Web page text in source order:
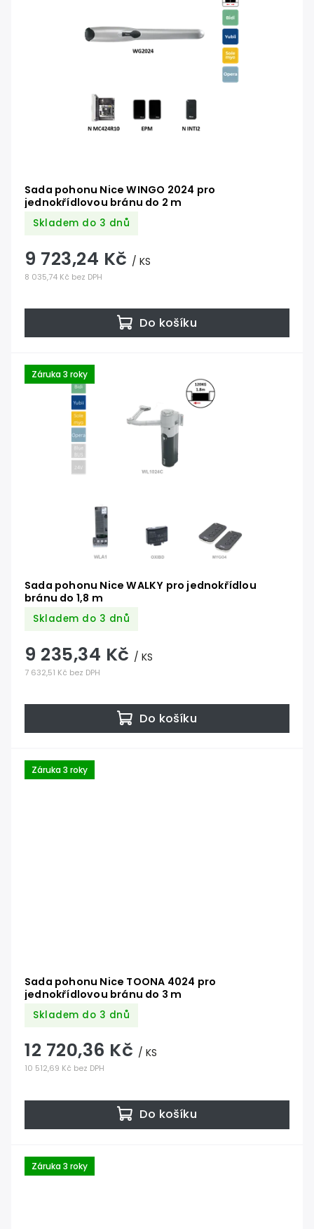
Sada pohonu Nice WINGO 2024 pro
jednokřídlovou bránu do 2 m
Skladem do 3 dnů
8 035,74 Kč bez DPH
9 723,24 Kč / KS
Do košíku
Záruka 3 roky
Sada pohonu Nice WALKY pro jednokřídlou
bránu do 1,8 m
Skladem do 3 dnů
7 632,51 Kč bez DPH
9 235,34 Kč / KS
Do košíku
Záruka 3 roky
Sada pohonu Nice TOONA 4024 pro
jednokřídlovou bránu do 3 m
Skladem do 3 dnů
10 512,69 Kč bez DPH
12 720,36 Kč / KS
Do košíku
Záruka 3 roky